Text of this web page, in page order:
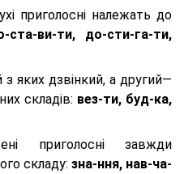
приголосні належать до
ста-ви-ти, до-сти-га-ти,
яких дзвінкий, а другий—
складів: вез-ти, буд-ка,
приголосні завжди
складу: зна-ння, нав-ча-